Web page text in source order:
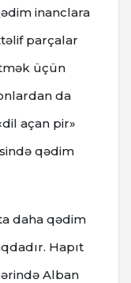
inanclara
parçalar
üçün
da
açan pir»
qədim
daha qədim
Hapıt
Alban